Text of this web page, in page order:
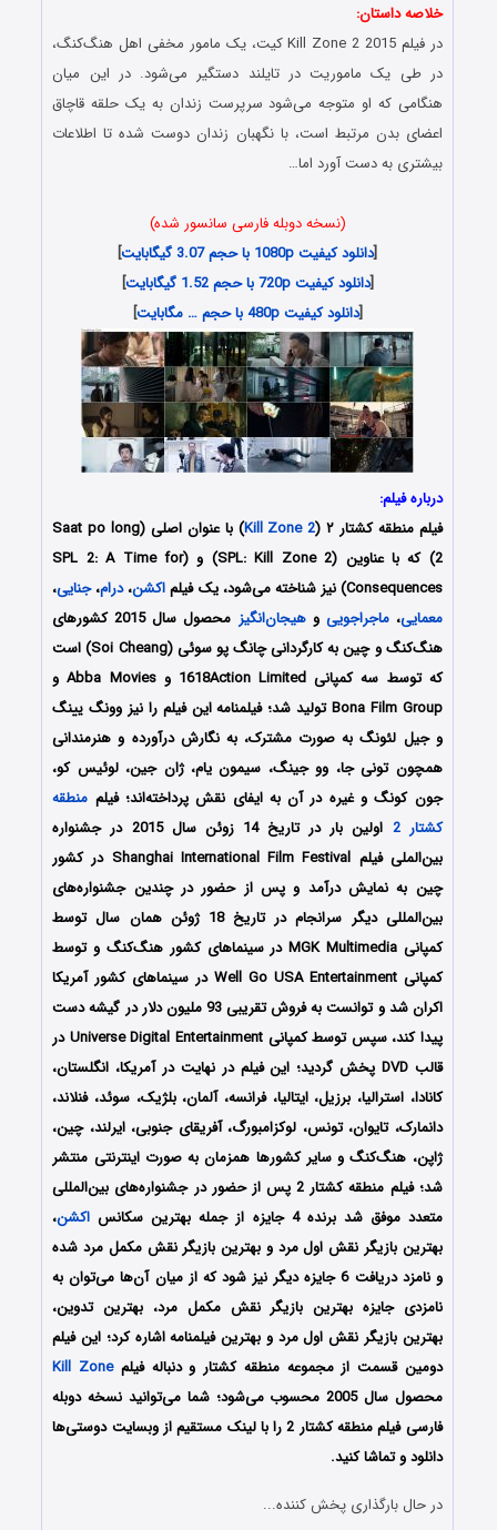
خلاصه داستان:
در فیلم Kill Zone 2 2015 کیت، یک مامور مخفی اهل هنگ‌کنگ،
در طی یک ماموریت در تایلند دستگیر می‌شود. در این میان
هنگامی که او متوجه می‌شود سرپرست زندان به یک حلقه قاچاق
اعضای بدن مرتبط است، با نگهبان زندان دوست شده تا اطلاعات
بیشتری به دست آورد اما…
(نسخه دوبله فارسی سانسور شده)
[دانلود کیفیت 1080p با حجم 3.07 گیگابایت
]
[دانلود کیفیت 720p با حجم 1.52 گیگابایت
]
[دانلود کیفیت 480p با حجم … مگابایت ]
درباره فیلم:
فیلم منطقه کشتار ۲ (
Kill Zone 2
) با عنوان اصلی (Saat po long
2) که با عناوین (SPL: Kill Zone 2) و (SPL 2: A Time for
Consequences) نیز شناخته می‌شود، یک فیلم
اکشن،درام،جنایی،
معمایی،ماجراجویی وهیجان‌انگیز
محصول سال 2015 کشورهای
هنگ‌کنگ و چین به کارگردانی چانگ پو سوئی (Soi Cheang) است
که توسط سه کمپانی‌ 1618Action Limited و Abba Movies و
Bona Film Group تولید شد؛ فیلمنامه این فیلم را نیز وونگ یینگ
و جیل لئونگ به صورت مشترک، به نگارش درآورده و هنرمندانی
همچون تونی جا، وو جینگ، سیمون یام، ژان جین، لوئیس کو،
جون کونگ و غیره در آن به ایفای نقش پرداخته‌اند؛ فیلم منطقه
کشتار 2
اولین بار در تاریخ 14 زوئن سال 2015 در جشنواره
بین‌الملی فیلم Shanghai International Film Festival در کشور
چین به نمایش درآمد و پس از حضور در چندین جشنواره‌های
بین‌المللی دیگر سرانجام در تاریخ 18 ژوئن همان سال توسط
کمپانی MGK Multimedia در سینماهای کشور هنگ‌کنگ و توسط
کمپانی Well Go USA Entertainment در سینماهای کشور آمریکا
اکران شد و توانست به فروش تقریبی 93 ملیون دلار در گیشه دست
پیدا کند، سپس توسط کمپانی Universe Digital Entertainment در
قالب DVD پخش گردید؛ این فیلم در نهایت در آمریکا، انگلستان،
کانادا، استرالیا، برزیل، ایتالیا، فرانسه، آلمان، بلژیک، سوئد، فنلاند،
دانمارک، تایوان، تونس، لوکزامبورگ، آفریقای جنوبی، ایرلند، چین،
ژاپن، هنگ‌کنگ و سایر کشورها همزمان به صورت اینترنتی منتشر
شد؛ فیلم منطقه کشتار 2 پس از حضور در جشنواره‌‌‌های بین‌المللی
متعدد موفق شد برنده 4 جایزه از جمله بهترین سکانس
اکشن،
بهترین بازیگر نقش اول مرد و بهترین بازیگر نقش مکمل مرد شده
و نامزد دریافت 6 جایزه دیگر نیز شود که از میان آن‌ها می‌توان به
نامزدی جایزه بهترین بازیگر نقش مکمل مرد، بهترین تدوین،
بهترین بازیگر نقش اول مرد و بهترین فیلمنامه اشاره کرد؛ این فیلم
دومین قسمت از مجموعه منطقه کشتار و دنباله فیلمKill Zone
محصول سال 2005 محسوب می‌شود؛ شما می‌توانید نسخه دوبله
فارسی فیلم منطقه کشتار 2 را با ‌لینک مستقیم از وبسایت دوستی‌ها
دانلود و تماشا کنید.
در حال بارگذاری پخش کننده...